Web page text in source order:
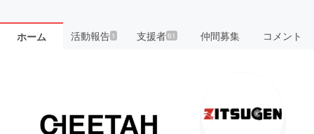
ホーム 活動報告1 支援者61 仲間募集 コメント